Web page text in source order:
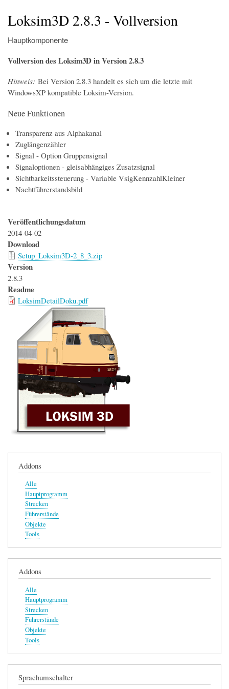
Loksim3D 2.8.3 - Vollversion
Hauptkomponente
Vollversion des Loksim3D in Version 2.8.3
Hinweis: Bei Version 2.8.3 handelt es sich um die letzte mit
WindowsXP kompatible Loksim-Version.
Neue Funktionen
Transparenz aus Alphakanal
Zuglängenzähler
Signal - Option Gruppensignal
Signaloptionen - gleisabhängiges Zusatzsignal
Sichtbarkeitssteuerung - Variable VsigKennzahlKleiner
Nachtführerstandsbild
Veröffentlichungsdatum
2014-04-02
Download
Setup_Loksim3D-2_8_3.zip
Version
2.8.3
Readme
LoksimDetailDoku.pdf
Addons
Alle
Hauptprogramm
Strecken
Führerstände
Objekte
Tools
Addons
Alle
Hauptprogramm
Strecken
Führerstände
Objekte
Tools
Sprachumschalter